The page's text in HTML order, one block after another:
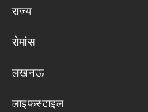
राज्य
रोमांस
लखनऊ
लाइफस्टाइल